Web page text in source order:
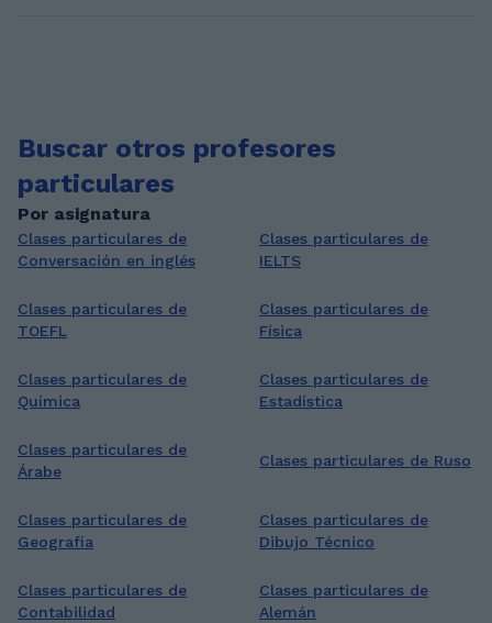
Buscar otros profesores
particulares
Por asignatura
Clases particulares de
Conversación en inglés
Clases particulares de
IELTS
Clases particulares de
TOEFL
Clases particulares de
Física
Clases particulares de
Química
Clases particulares de
Estadística
Clases particulares de
Árabe
Clases particulares de Ruso
Clases particulares de
Geografía
Clases particulares de
Dibujo Técnico
Clases particulares de
Contabilidad
Clases particulares de
Alemán